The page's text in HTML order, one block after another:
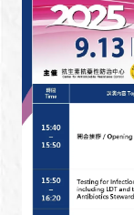
イベント
プログラム
インタビュー・コラ
ニュース・掲示板